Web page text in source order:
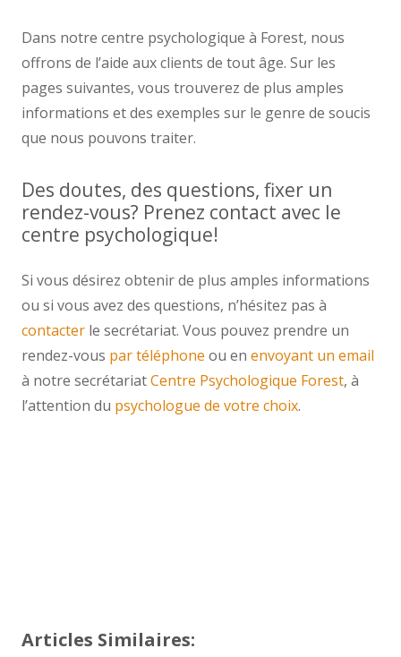
Dans notre centre psychologique à Forest, nous
offrons de l’aide aux clients de tout âge. Sur les
pages suivantes, vous trouverez de plus amples
informations et des exemples sur le genre de soucis
que nous pouvons traiter.
Des doutes, des questions, fixer un
rendez-vous? Prenez contact avec le
centre psychologique!
Si vous désirez obtenir de plus amples informations
ou si vous avez des questions, n’hésitez pas à
contacter le secrétariat. Vous pouvez prendre un
rendez-vous par téléphone ou en envoyant un email
à notre secrétariatCentre Psychologique Forest, à
l’attention du psychologue de votre choix.
Articles Similaires: